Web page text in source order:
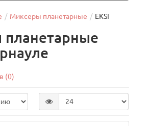
Миксеры планетарные EKSI
(0)